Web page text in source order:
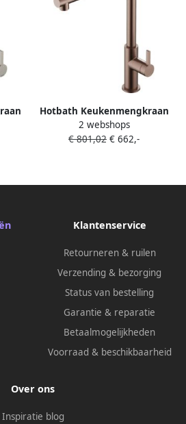
en
Hotbath Keukenmengkraan
Ace met draaibare uitloop en
uittrekbare duo-spray
2 webshops
€ 801,02 € 662,-
Klantenservice
Retourneren & ruilen
Verzending & bezorging
Status van bestelling
Garantie & reparatie
Betaalmogelijkheden
Voorraad & beschikbaarheid
Over ons
Inspiratie blog